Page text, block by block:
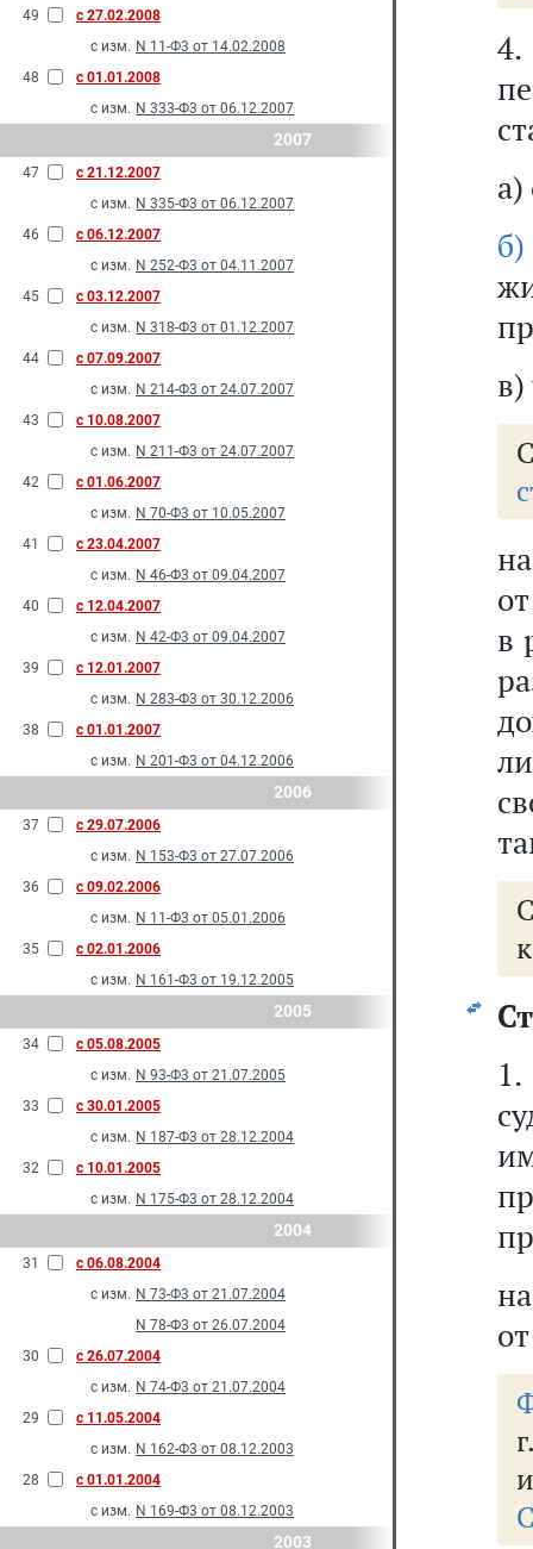
49
с 27.02.2008
с изм. N 11-Ф3 от 14.02.2008
48
с 01.01.2008
с изм. N 333-Ф3 от 06.12.2007
2007
47
с 21.12.2007
с изм. N 335-Ф3 от 06.12.2007
46
с 06.12.2007
с изм. N 252-Ф3 от 04.11.2007
45
с 03.12.2007
с изм. N 318-Ф3 от 01.12.2007
44
с 07.09.2007
с изм. N 214-Ф3 от 24.07.2007
43
с 10.08.2007
с изм. N 211-Ф3 от 24.07.2007
42
с 01.06.2007
с изм. N 70-Ф3 от 10.05.2007
41
с 23.04.2007
с изм. N 46-Ф3 от 09.04.2007
40
с 12.04.2007
с изм. N 42-Ф3 от 09.04.2007
39
с 12.01.2007
с изм. N 283-Ф3 от 30.12.2006
38
с 01.01.2007
с изм. N 201-Ф3 от 04.12.2006
2006
37
с 29.07.2006
с изм. N 153-Ф3 от 27.07.2006
36
с 09.02.2006
с изм. N 11-Ф3 от 05.01.2006
35
с 02.01.2006
с изм. N 161-Ф3 от 19.12.2005
2005
34
с 05.08.2005
с изм. N 93-Ф3 от 21.07.2005
33
с 30.01.2005
с изм. N 187-Ф3 от 28.12.2004
32
с 10.01.2005
с изм. N 175-Ф3 от 28.12.2004
2004
31
с 06.08.2004
с изм. N 73-Ф3 от 21.07.2004
N 78-Ф3 от 26.07.2004
30
с 26.07.2004
с изм. N 74-Ф3 от 21.07.2004
29
с 11.05.2004
с изм. N 162-Ф3 от 08.12.2003
28
с 01.01.2004
с изм. N 169-Ф3 от 08.12.2003
2003
б)
в)
в